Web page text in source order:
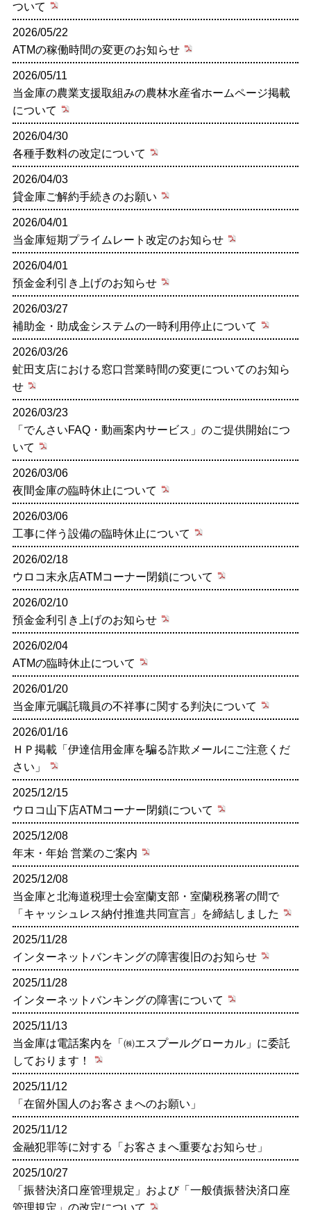
ついて
2026/05/22
ATMの稼働時間の変更のお知らせ
2026/05/11
当金庫の農業支援取組みの農林水産省ホームページ掲載
について
2026/04/30
各種手数料の改定について
2026/04/03
貸金庫ご解約手続きのお願い
2026/04/01
当金庫短期プライムレート改定のお知らせ
2026/04/01
預金金利引き上げのお知らせ
2026/03/27
補助金・助成金システムの一時利用停止について
2026/03/26
虻田支店における窓口営業時間の変更についてのお知ら
せ
2026/03/23
「でんさいFAQ・動画案内サービス」のご提供開始につ
いて
2026/03/06
夜間金庫の臨時休止について
2026/03/06
工事に伴う設備の臨時休止について
2026/02/18
ウロコ末永店ATMコーナー閉鎖について
2026/02/10
預金金利引き上げのお知らせ
2026/02/04
ATMの臨時休止について
2026/01/20
当金庫元嘱託職員の不祥事に関する判決について
2026/01/16
ＨＰ掲載「伊達信用金庫を騙る詐欺メールにご注意くだ
さい」
2025/12/15
ウロコ山下店ATMコーナー閉鎖について
2025/12/08
年末・年始 営業のご案内
2025/12/08
当金庫と北海道税理士会室蘭支部・室蘭税務署の間で
「キャッシュレス納付推進共同宣言」を締結しました
2025/11/28
インターネットバンキングの障害復旧のお知らせ
2025/11/28
インターネットバンキングの障害について
2025/11/13
当金庫は電話案内を「㈱エスプールグローカル」に委託
しております！
2025/11/12
「在留外国人のお客さまへのお願い」
2025/11/12
金融犯罪等に対する「お客さまへ重要なお知らせ」
2025/10/27
「振替決済口座管理規定」および「一般債振替決済口座